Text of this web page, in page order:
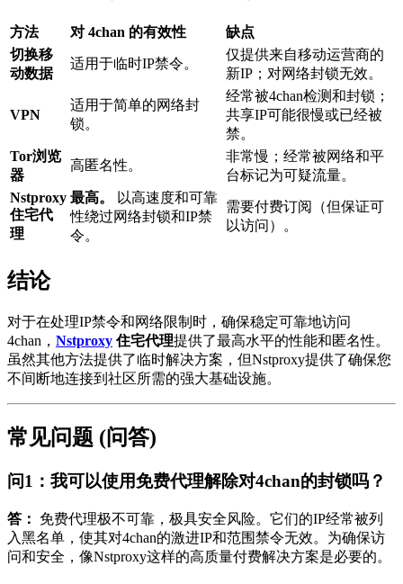
方法 对 4chan 的有效性
缺点
切换移
动数据
适用于临时IP禁令。
仅提供来自移动运营商的
新IP；对网络封锁无效。
VPN
适用于简单的网络封
锁。
经常被4chan检测和封锁；
共享IP可能很慢或已经被
禁。
Tor浏览
器
高匿名性。
非常慢；经常被网络和平
台标记为可疑流量。
Nstproxy
住宅代
理
最高。
以高速度和可靠
性绕过网络封锁和IP禁
令。
需要付费订阅（但保证可
以访问）。
结论
对于在处理IP禁令和网络限制时，确保稳定可靠地访问
4chan， Nstproxy 住宅代理提供了最高水平的性能和匿名性。
虽然其他方法提供了临时解决方案，但Nstproxy提供了确保您
不间断地连接到社区所需的强大基础设施。
常见问题 (问答)
问1：我可以使用免费代理解除对4chan的封锁吗？
答：
免费代理极不可靠，极具安全风险。它们的IP经常被列
入黑名单，使其对4chan的激进IP和范围禁令无效。为确保访
问和安全，像Nstproxy这样的高质量付费解决方案是必要的。